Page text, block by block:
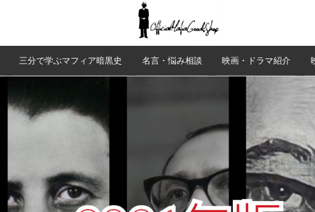
三分で学ぶマフィア暗黒史 名言・悩み相談 映画・ドラマ紹介